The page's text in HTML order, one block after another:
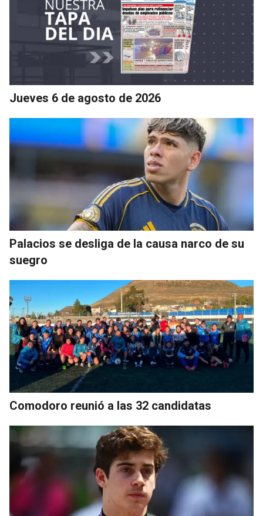
Jueves 6 de agosto de 2026
Palacios se desliga de la causa narco de su
suegro
Comodoro reunió a las 32 candidatas